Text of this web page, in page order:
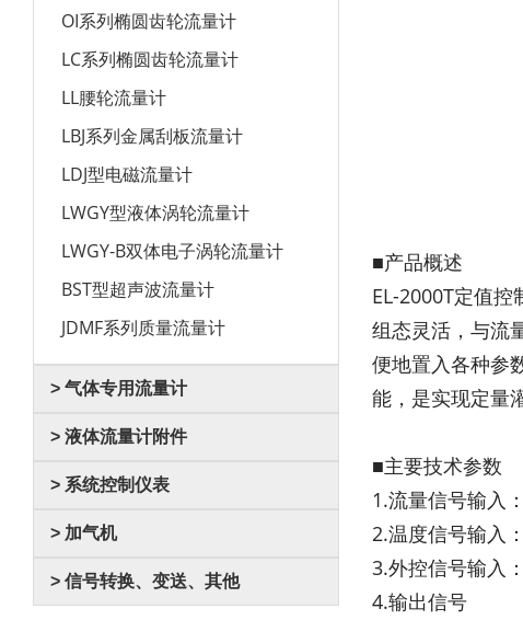
OI系列椭圆齿轮流量计
LC系列椭圆齿轮流量计
LL腰轮流量计
LBJ系列金属刮板流量计
LDJ型电磁流量计
LWGY型液体涡轮流量计
LWGY-B双体电子涡轮流量计
BST型超声波流量计
JDMF系列质量流量计
> 气体专用流量计
> 液体流量计附件
> 系统控制仪表
> 加气机
> 信号转换、变送、其他
■产品概述
EL-2000T定值
组态灵活，与流
便地置入各种参
能，是实现定量
■主要技术参数
1.流量信号输入
2.温度信号输入
3.外控信号输入
4.输出信号